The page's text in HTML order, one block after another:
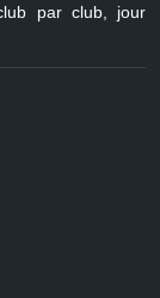
par club, jour